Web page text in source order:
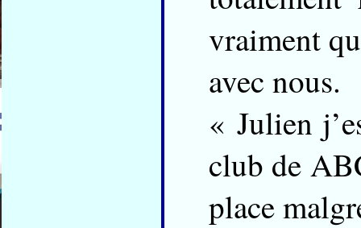
vraiment
avec nous.
« Julien
club de
place